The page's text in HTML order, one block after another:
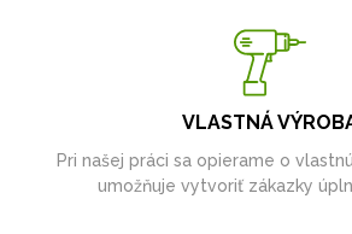
VLASTNÁ
Pri našej práci sa opierame o
umožňuje vytvoriť zákazky